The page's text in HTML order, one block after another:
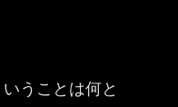
うことは何と